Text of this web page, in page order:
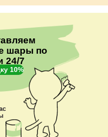
шары по
24/7
10%